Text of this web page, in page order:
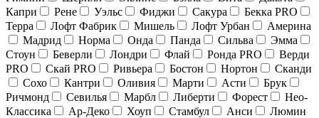
Капри
Рене Уэльс Фиджи Сакура
Бекка PRO
Терра
Лофт Фабрик Мишель Лофт Урбан
Америна
Мадрид
Норма Онда Панда Сильва
Эмма
Стоун
Беверли Лондри Флай Ронда PRO
Верди
PRO
Скай PRO Ривьера Бостон Нортон
Сканди
Сохо
Кантри Оливия Марти Асти
Брук
Ричмонд
Севилья Марбл Либерти Форест
Нео-
Классика
Ар-Деко Хоуп Стамбул Анси
Люмин